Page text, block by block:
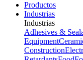
Productos
Industrias
Industrias
Adhesives &
Equipment
Construction